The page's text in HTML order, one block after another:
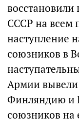
восстановили
СССР на всем
наступление
союзников в
Армии
Финляндию и
союзников на